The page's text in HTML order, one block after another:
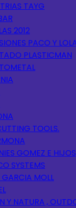
TAYG
2012
PACO Y
PLASTICMAN
TOOLS.
GOMEZ E HIJOS
SYSTEMS
MOLL
Y NATURA ,